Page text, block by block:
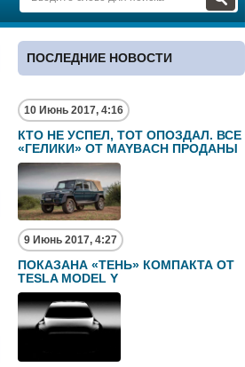
ПОСЛЕДНИЕ НОВОСТИ
10 Июнь 2017, 4:16
КТО НЕ УСПЕЛ, ТОТ ОПОЗДАЛ. ВСЕ
«ГЕЛИКИ» ОТ MAYBACH ПРОДАНЫ
9 Июнь 2017, 4:27
ПОКАЗАНА «ТЕНЬ» КОМПАКТА ОТ
TESLA MODEL Y